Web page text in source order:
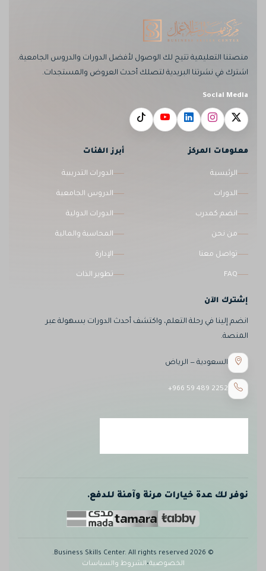
منصتنا التعليمية تتيح لك الوصول لأفضل الدورات والدروس الجامعية.
اشترك في نشرتنا البريدية لتصلك أحدث العروض والمستجدات.
Social Media
معلومات المركز
الرئيسية
الدورات
انضم كمدرب
من نحن
تواصل معنا
FAQ
أبرز الفئات
الدورات التدريبية
الدروس الجامعية
الدورات الدولية
المحاسبة والمالية
الإدارة
تطوير الذات
إشترك الآن
انضم إلينا في رحلة التعلم، واكتشف أحدث الدورات بسهولة عبر
المنصة.
السعودية — الرياض
+966 59 489 2252
نوفر لك عدة خيارات مرنة وآمنة للدفع.
© 2026 Business Skills Center. All rights reserved.
الخصوصية•الشروط والسياسات